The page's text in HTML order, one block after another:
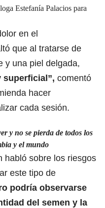
Estefanía Palacios para
en el
que al tratarse de
y una piel delgada,
superficial”, comentó
hacer
cada sesión.
y no se pierda de todos los
y el mundo
habló sobre los riesgos
este tipo de
podría observarse
del semen y la